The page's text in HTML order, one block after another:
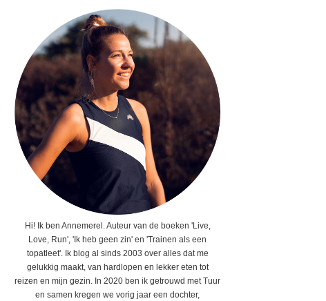
Hi! Ik ben Annemerel. Auteur van de boeken 'Live,
Love, Run', 'Ik heb geen zin' en 'Trainen als een
topatleet'. Ik blog al sinds 2003 over alles dat me
gelukkig maakt, van hardlopen en lekker eten tot
reizen en mijn gezin. In 2020 ben ik getrouwd met Tuur
en samen kregen we vorig jaar een dochter,